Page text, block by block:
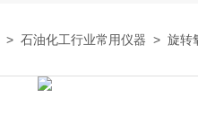
> 石油化工行业常用仪器 > 旋转